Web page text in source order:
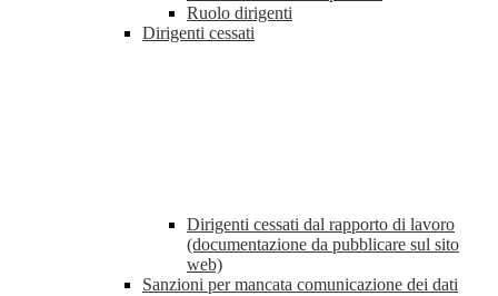
Ruolo dirigenti
Dirigenti cessati
Dirigenti cessati dal rapporto di lavoro
(documentazione da pubblicare sul sito
web)
Sanzioni per mancata comunicazione dei dati